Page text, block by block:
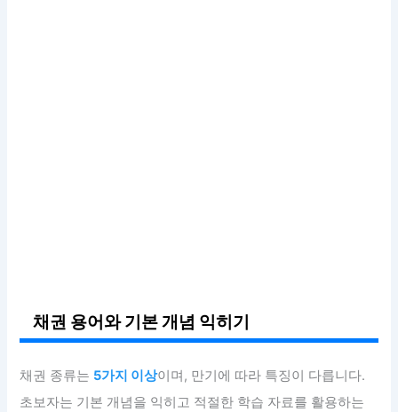
채권 용어와 기본 개념 익히기
채권 종류는 5가지 이상이며, 만기에 따라 특징이 다릅니다.
초보자는 기본 개념을 익히고 적절한 학습 자료를 활용하는